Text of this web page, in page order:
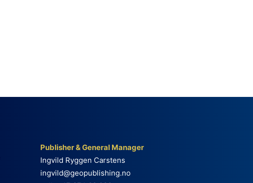
Publisher & General Manager
Ingvild Ryggen Carstens
ingvild@geopublishing.no